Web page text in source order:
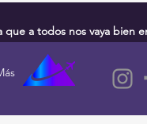
a todos nos vaya bien